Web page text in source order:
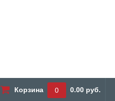
Корзина 0 0.00 руб.